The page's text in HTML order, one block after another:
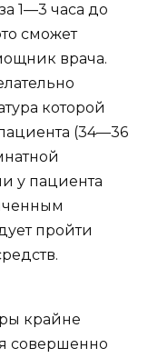
1—3 часа до
сможет
врача.
которой
(34—36
у пациента
пройти
крайне
совершенно